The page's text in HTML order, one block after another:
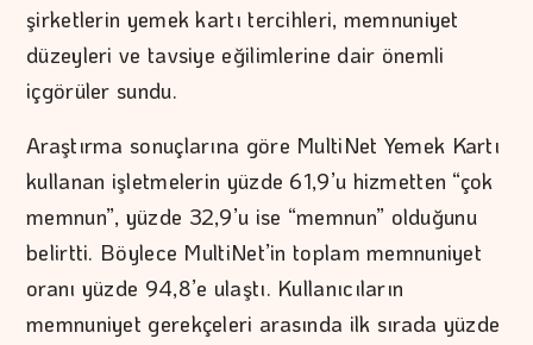
şirketlerin yemek kartı tercihleri, memnuniyet
düzeyleri ve tavsiye eğilimlerine dair önemli
içgörüler sundu.
Araştırma sonuçlarına göre MultiNet Yemek Kartı
kullanan işletmelerin yüzde 61,9’u hizmetten “çok
memnun”, yüzde 32,9’u ise “memnun” olduğunu
belirtti. Böylece MultiNet’in toplam memnuniyet
oranı yüzde 94,8’e ulaştı. Kullanıcıların
memnuniyet gerekçeleri arasında ilk sırada yüzde